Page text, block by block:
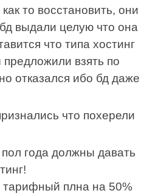
то восстановить, они
выдали целую что она
что типа хостинг
взять по
отказался ибо бд даже
что похерели
пол года должны давать
тарифный плна на 50%